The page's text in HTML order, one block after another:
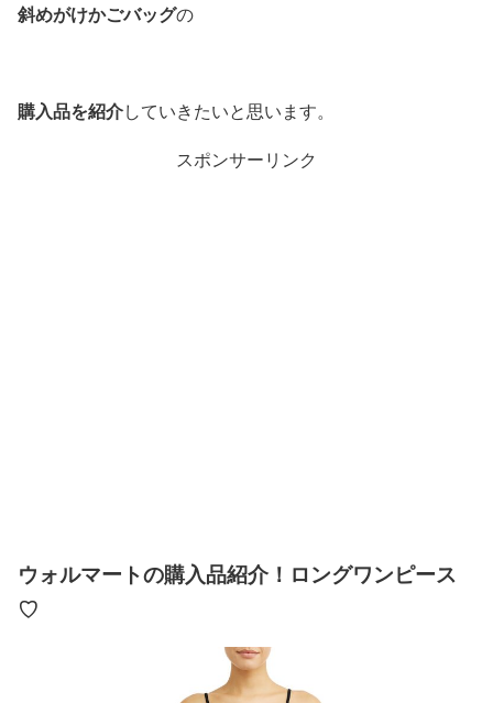
斜めがけかごバッグの
購入品を紹介していきたいと思います。
スポンサーリンク
ウォルマートの購入品紹介！ロングワンピース
♡